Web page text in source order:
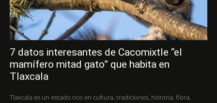
7 datos interesantes de Cacomixtle “el
mamífero mitad gato” que habita en
Tlaxcala
Tlaxcala es un estado rico en cultura, tradiciones, historia, flora,